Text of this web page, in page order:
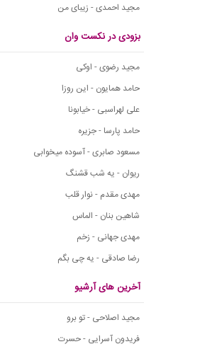
مجید احمدی - زیبای من
بزودی در نکست وان
مجید رضوی - اوکی
حامد همایون - این روزا
علی لهراسبی - خیابونا
حامد پارسا - جزیره
مسعود صابری - آسوده میخوابی
ریوان - یه شب قشنگ
مهدی مقدم - نوار قلب
شاهین بنان - الماس
مهدی جهانی - زخم
رضا صادقی - یه چی بگم
آخرین های آرشیو
مجید اصلاحی - تو برو
فریدون آسرایی - حسرت